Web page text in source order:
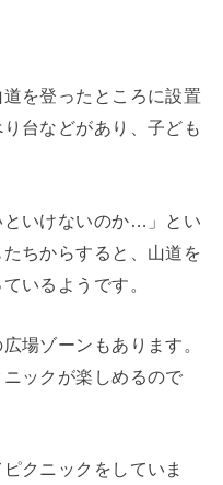
を登ったところに設置
台などがあり、子ども
といけないのか…」とい
ちからすると、山道を
いるようです。
場ゾーンもあります。
ックが楽しめるので
クニックをしていま